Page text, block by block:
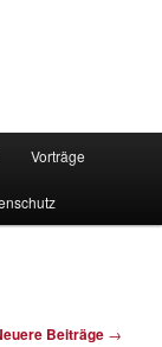
Vorträge
Beiträge →